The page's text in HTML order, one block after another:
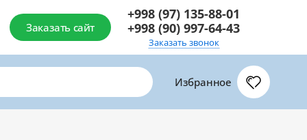
Заказать сайт
+998 (97) 135-88-01
+998 (90) 997-64-43
Заказать звонок
Избранное